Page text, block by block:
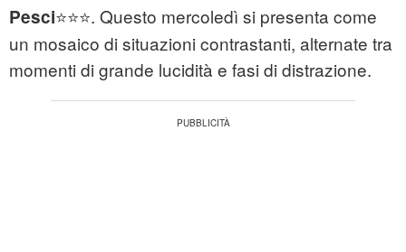
Pesci⭐⭐⭐. Questo mercoledì si presenta come
un mosaico di situazioni contrastanti, alternate tra
momenti di grande lucidità e fasi di distrazione.